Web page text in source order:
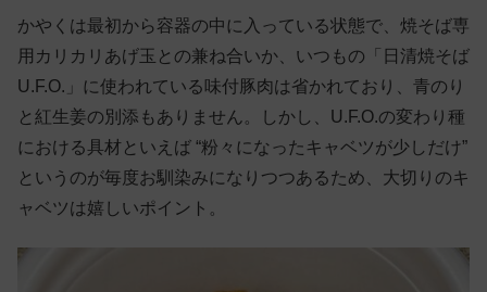
かやくは最初から容器の中に入っている状態で、焼そば専
用カリカリあげ玉との兼ね合いか、いつもの「日清焼そば
U.F.O.」に使われている味付豚肉は省かれており、青のり
と紅生姜の別添もありません。しかし、U.F.O.の変わり種
における具材といえば “粉々になったキャベツが少しだけ”
というのが毎度お馴染みになりつつあるため、大切りのキ
ャベツは嬉しいポイント。